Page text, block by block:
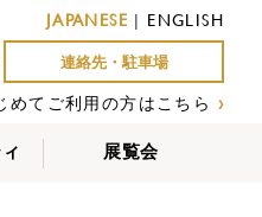
JAPANESE| ENGLISH
連絡先・駐車場
めてご利用の方はこちら ›
展覧会